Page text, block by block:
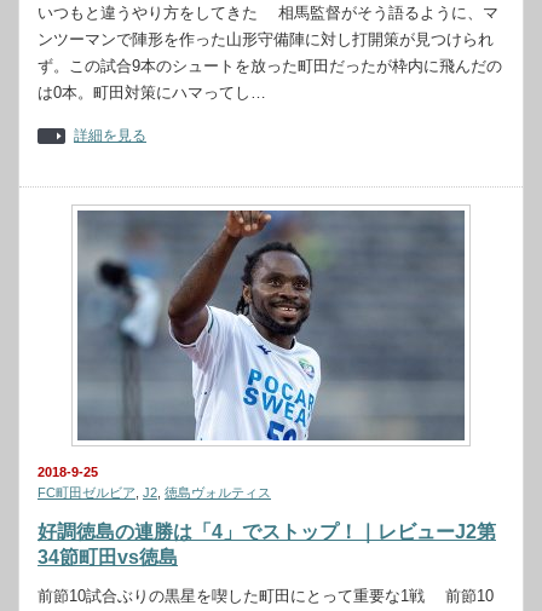
いつもと違うやり方をしてきた 相馬監督がそう語るように、マ
ンツーマンで陣形を作った山形守備陣に対し打開策が見つけられ
ず。この試合9本のシュートを放った町田だったが枠内に飛んだの
は0本。町田対策にハマってし…
詳細を見る
2018-9-25
FC町田ゼルビア J2 徳島ヴォルティス
好調徳島の連勝は「4」でストップ！｜レビューJ2第
34節町田vs徳島
前節10試合ぶりの黒星を喫した町田にとって重要な1戦 前節10